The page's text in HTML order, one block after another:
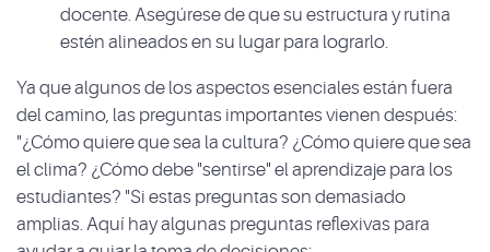
docente. Asegúrese de que su estructura y rutina
estén alineados en su lugar para lograrlo.
Ya que algunos de los aspectos esenciales están fuera
del camino, las preguntas importantes vienen después:
"¿Cómo quiere que sea la cultura? ¿Cómo quiere que sea
el clima? ¿Cómo debe "sentirse" el aprendizaje para los
estudiantes? "Si estas preguntas son demasiado
amplias. Aquí hay algunas preguntas reflexivas para